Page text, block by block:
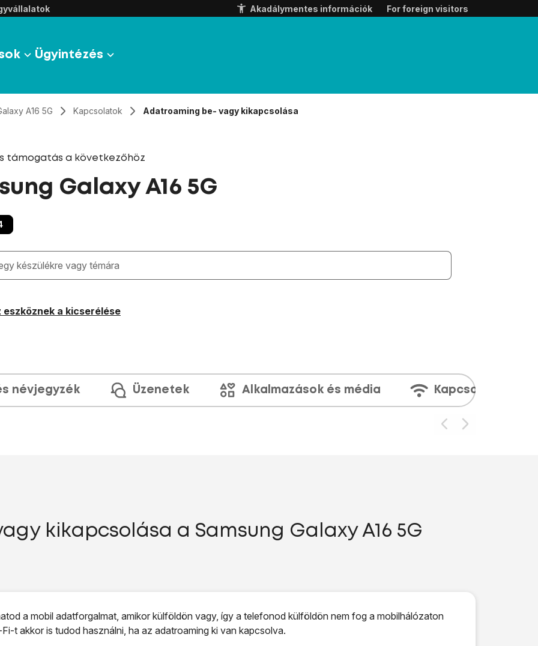
Akadálymentes információk For foreign visitors
Ügyintézés
A16 5G Kapcsolatok Adatroaming be- vagy kikapcsolása
támogatás a következőhöz
Galaxy A16 5G
megjelennek a keresési javaslatok a mező alatt
eszköznek a kicserélése
névjegyzék Üzenetek Alkalmazások és média Kapcsolatok
kikapcsolása a Samsung Galaxy A16 5G
a mobil adatforgalmat, amikor külföldön vagy, így a telefonod külföldön nem fog a mobilhálózaton
t akkor is tudod használni, ha az adatroaming ki van kapcsolva.